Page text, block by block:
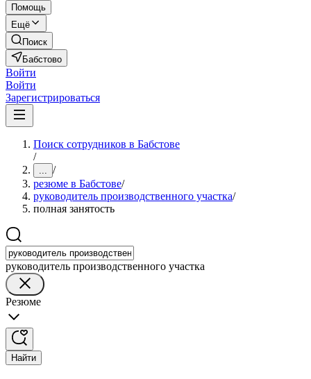
Помощь
Ещё
Поиск
Бабстово
Войти
Войти
Зарегистрироваться
Поиск сотрудников в Бабстове
/
... /
резюме в Бабстове/
руководитель производственного участка/
полная занятость
руководитель производственного участка
Резюме
Найти